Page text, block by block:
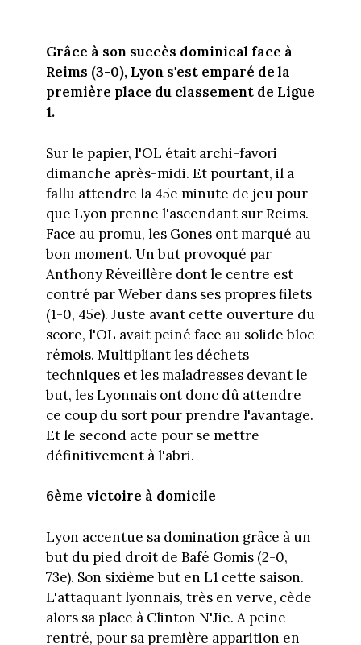
Grâce à son succès dominical face à
Reims (3-0), Lyon s'est emparé de la
première place du classement de Ligue
1.
Sur le papier, l'OL était archi-favori
dimanche après-midi. Et pourtant, il a
fallu attendre la 45e minute de jeu pour
que Lyon prenne l'ascendant sur Reims.
Face au promu, les Gones ont marqué au
bon moment. Un but provoqué par
Anthony Réveillère dont le centre est
contré par Weber dans ses propres filets
(1-0, 45e). Juste avant cette ouverture du
score, l'OL avait peiné face au solide bloc
rémois. Multipliant les déchets
techniques et les maladresses devant le
but, les Lyonnais ont donc dû attendre
ce coup du sort pour prendre l'avantage.
Et le second acte pour se mettre
définitivement à l'abri.
6ème victoire à domicile
Lyon accentue sa domination grâce à un
but du pied droit de Bafé Gomis (2-0,
73e). Son sixième but en L1 cette saison.
L'attaquant lyonnais, très en verve, cède
alors sa place à Clinton N'Jie. A peine
rentré, pour sa première apparition en